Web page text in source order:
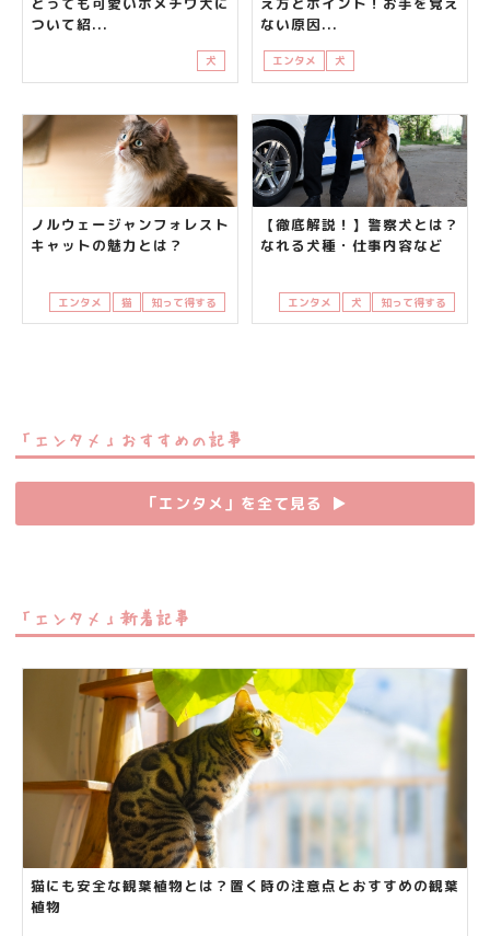
ついて紹...
犬
ない原因...
エンタメ 犬
ノルウェージャンフォレスト
キャットの魅力とは？
エンタメ 猫 知って得する
【徹底解説！】警察犬とは？
なれる犬種・仕事内容など
エンタメ 犬 知って得する
「エンタメ」おすすめの記事
「エンタメ」を全て見る ▶︎
「エンタメ」新着記事
猫にも安全な観葉植物とは？置く時の注意点とおすすめの観葉
植物